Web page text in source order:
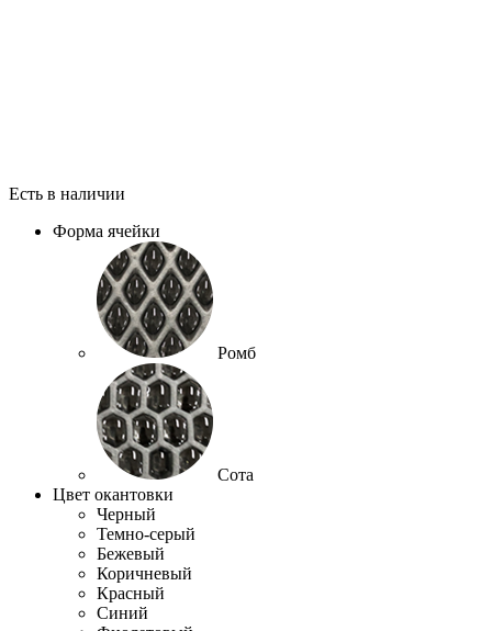
Есть в наличии
Форма ячейки
Ромб
Сота
Цвет окантовки
Черный
Темно-серый
Бежевый
Коричневый
Красный
Синий